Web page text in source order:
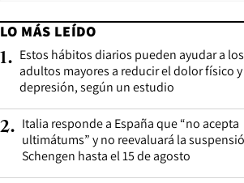
LO MÁS LEÍDO
1. Estos hábitos diarios pueden ayudar a los
adultos mayores a reducir el dolor físico y
depresión, según un estudio
2. Italia responde a España que “no acepta
ultimátums” y no reevaluará la
Schengen hasta el 15 de agosto